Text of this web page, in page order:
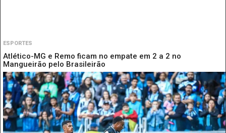
ESPORTES
Atlético-MG e Remo ficam no empate em 2 a 2 no
Mangueirão pelo Brasileirão